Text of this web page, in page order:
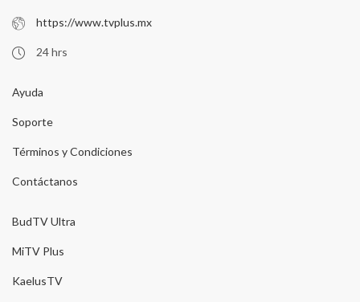
https://www.tvplus.mx
24 hrs
Ayuda
Soporte
Términos y Condiciones
Contáctanos
BudTV Ultra
MiTV Plus
KaelusTV